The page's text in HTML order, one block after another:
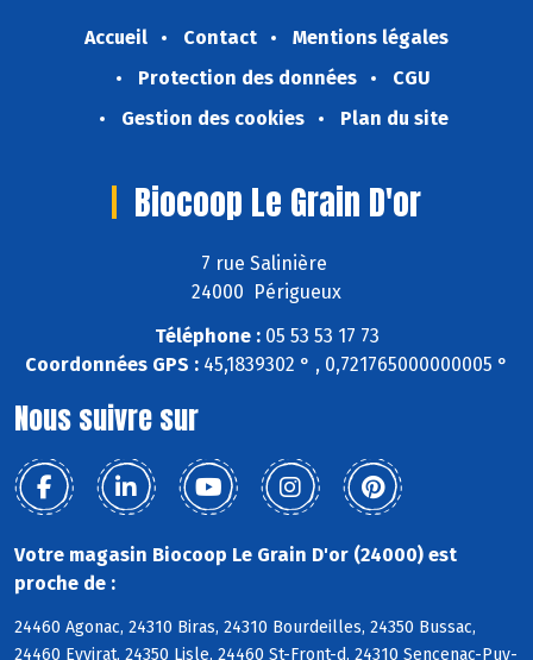
Accueil Contact
Mentions légales
Protection des données
CGU
Gestion des cookies
Plan du site
Biocoop Le Grain D'or
7 rue Salinière
24000 Périgueux
Téléphone :05 53 53 17 73
Coordonnées GPS : 45,1839302 ° , 0,721765000000005 °
Nous suivre sur
Votre magasin Biocoop Le Grain D'or (24000) est
proche de :
24460 Agonac, 24310 Biras, 24310 Bourdeilles, 24350 Bussac,
24460 Eyvirat, 24350 Lisle, 24460 St-Front-d, 24310 Sencenac-Puy-